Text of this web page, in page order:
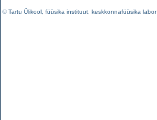
©Tartu Ülikool füüsika instituut keskkonnafüüsika labor